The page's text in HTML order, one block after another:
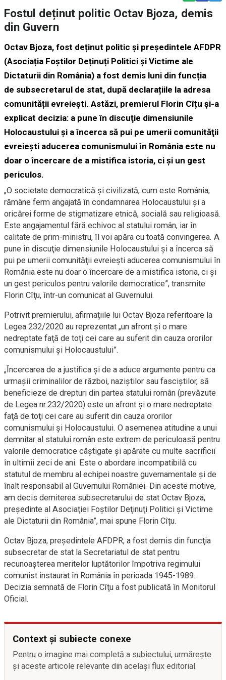
Fostul deținut politic Octav Bjoza, demis
din Guvern
Octav Bjoza, fost deținut politic și președintele AFDPR
(Asociația Foștilor Deținuți Politici și Victime ale
Dictaturii din România) a fost demis luni din funcția
de subsecretarul de stat, după declarațiile la adresa
comunității evreiești. Astăzi, premierul Florin Cîțu și-a
explicat decizia: a pune în discuţie dimensiunile
Holocaustului şi a încerca să pui pe umerii comunităţii
evreieşti aducerea comunismului în România este nu
doar o încercare de a mistifica istoria, ci şi un gest
periculos.
„O societate democratică şi civilizată, cum este România,
rămâne ferm angajată în condamnarea Holocaustului şi a
oricărei forme de stigmatizare etnică, socială sau religioasă.
Este angajamentul fără echivoc al statului român, iar în
calitate de prim-ministru, îl voi apăra cu toată convingerea. A
pune în discuţie dimensiunile Holocaustului şi a încerca să
pui pe umerii comunităţii evreieşti aducerea comunismului în
România este nu doar o încercare de a mistifica istoria, ci şi
un gest periculos pentru valorile democratice”, transmite
Florin Cîţu, într-un comunicat al Guvernului.
Potrivit premierului, afirmațiile lui Octav Bjoza referitoare la
Legea 232/2020 au reprezentat „un afront şi o mare
nedreptate faţă de toţi cei care au suferit din cauza ororilor
comunismului şi Holocaustului”.
„Încercarea de a justifica şi de a aduce argumente pentru ca
urmaşii criminalilor de război, naziştilor sau fasciştilor, să
beneficieze de drepturi din partea statului român (prevăzute
de Legea nr.232/2020) este un afront şi o mare nedreptate
faţă de toţi cei care au suferit din cauza ororilor
comunismului şi Holocaustului. O asemenea atitudine a unui
demnitar al statului român este extrem de periculoasă pentru
valorile democratice câştigate şi apărate cu multe sacrificii
în ultimii zeci de ani. Este o abordare incompatibilă cu
statutul de membru al echipei noastre guvernamentale şi de
înalt responsabil al Guvernului României. Din aceste motive,
am decis demiterea subsecretarului de stat Octav Bjoza,
preşedinte al Asociaţiei Foştilor Deţinuţi Politici şi Victime
ale Dictaturii din România”, mai spune Florin Cîțu.
Octav Bjoza, preşedintele AFDPR, a fost demis din funcţia
subsecretar de stat la Secretariatul de stat pentru
recunoaşterea meritelor luptătorilor împotriva regimului
comunist instaurat în România în perioada 1945-1989.
Decizia semnată de Florin Cîţu a fost publicată în Monitorul
Oficial.
Context și subiecte conexe
Pentru o imagine mai completă a subiectului, urmărește
și aceste articole relevante din același flux editorial.